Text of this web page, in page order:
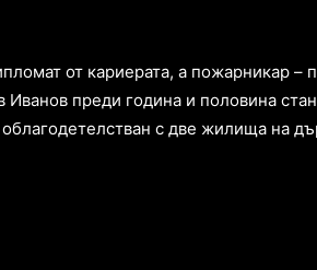
от кариерата, а пожарникар –
Иванов преди година и половина
с две жилища на